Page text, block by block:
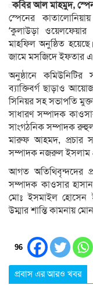
কবির আল মাহমুদ,
স্পেনের
‘কুলাউড়া
মাহফিল অনুষ্ঠিত
জামে মসজিদে ইফতার
অনুষ্ঠানে কমিউনিটির
ব্যাক্তিবর্গ ছাড়াও
সিনিয়র সহ সভাপতি
সাধারণ সম্পাদক
সাংগঠনিক সম্পাদক
মারুফ আহমদ, প্রচার
সম্পাদক নজরুল ইসলাম
আগত অতিথিবৃন্দদের
সম্পাদক কাওসার
মোঃ ইসমাইল হোসেন
উম্মার শান্তি কামনায়
96
প্রবাস এর আরও খবর